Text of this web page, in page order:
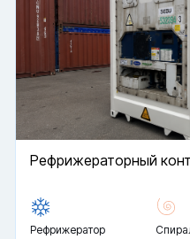
Рефрижераторный
Рефрижератор